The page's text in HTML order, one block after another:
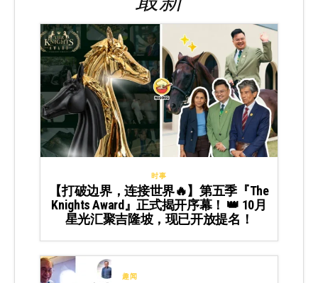
时事
【打破边界，连接世界🔥】第五季『The
Knights Award』正式揭开序幕！ 👑 10月
星光汇聚吉隆坡，现已开放提名！
趣闻